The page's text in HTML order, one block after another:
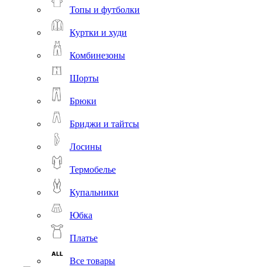
Топы и футболки
Куртки и худи
Комбинезоны
Шорты
Брюки
Бриджи и тайтсы
Лосины
Термобелье
Купальники
Юбка
Платье
Все товары